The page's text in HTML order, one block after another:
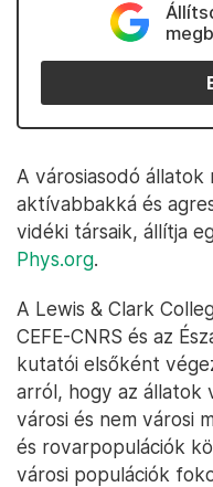
A városiasodó
aktívabbakká és
vidéki társaik, állítja
Phys.org.
A Lewis & Clark
CEFE-CNRS és az
kutatói elsőként
arról, hogy az állatok
városi és nem városi
és rovarpopulációk
városi populációk